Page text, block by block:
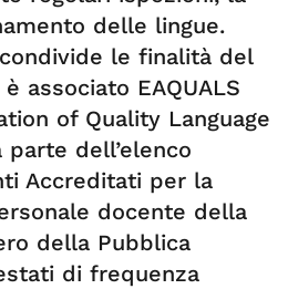
delle lingue.
le finalità del
associato EAQUALS
of Quality Language
parte dell’elenco
Accreditati per la
docente della
della Pubblica
di frequenza